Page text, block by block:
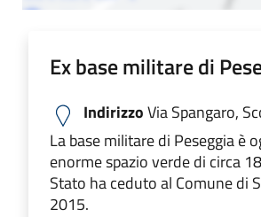
Ex base militare di
IndirizzoVia Spangaro,
La base militare di Peseggia è
enorme spazio verde di circa
Stato ha ceduto al Comune di
2015.